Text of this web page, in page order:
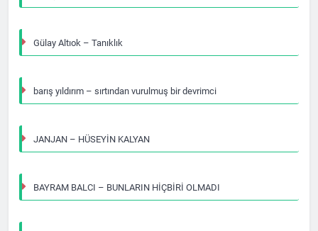
Gülay Altıok – Tanıklık
barış yıldırım – sırtından vurulmuş bir devrimci
JANJAN – HÜSEYİN KALYAN
BAYRAM BALCI – BUNLARIN HİÇBİRİ OLMADI